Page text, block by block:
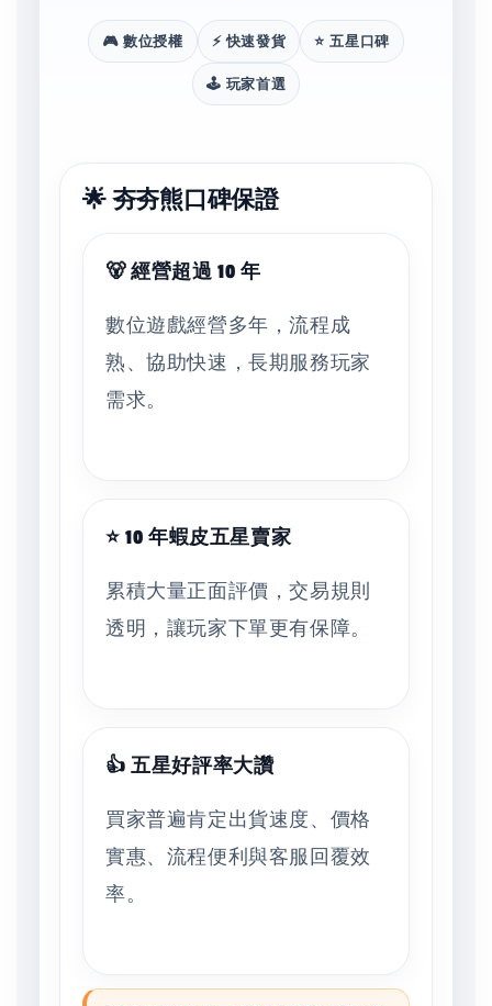
🎮 數位授權 ⚡ 快速發貨 ⭐ 五星口碑
🕹️ 玩家首選
🌟 夯夯熊口碑保證
🐻 經營超過 10 年
數位遊戲經營多年，流程成
熟、協助快速，長期服務玩家
需求。
⭐ 10 年蝦皮五星賣家
累積大量正面評價，交易規則
透明，讓玩家下單更有保障。
👍 五星好評率大讚
買家普遍肯定出貨速度、價格
實惠、流程便利與客服回覆效
率。